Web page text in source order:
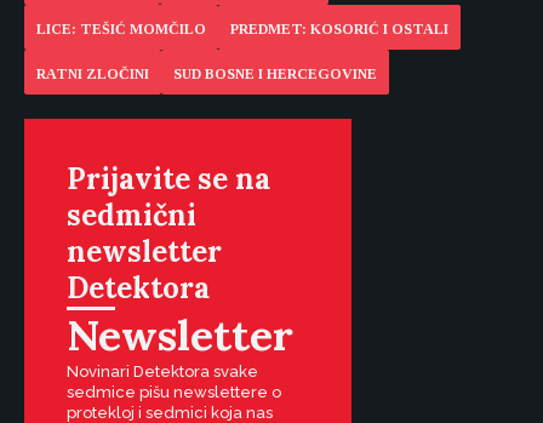
LICE: TEŠIĆ MOMČILO PREDMET: KOSORIĆ I OSTALI
RATNI ZLOČINI SUD BOSNE I HERCEGOVINE
Prijavite se na
sedmični
newsletter
Detektora
Newsletter
Novinari Detektora svake
sedmice pišu newslettere o
protekloj i sedmici koja nas